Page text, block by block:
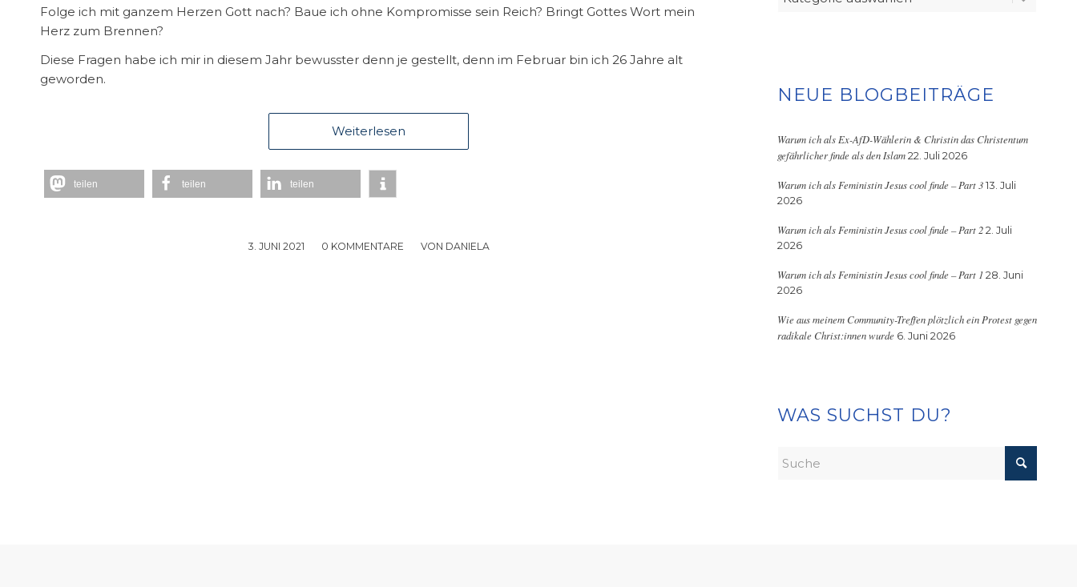
Folge ich mit ganzem Herzen Gott nach? Baue ich ohne Kompromisse sein Reich? Bringt Gottes Wort mein
Herz zum Brennen?
Diese Fragen habe ich mir in diesem Jahr bewusster denn je gestellt, denn im Februar bin ich 26 Jahre alt
geworden.
Weiterlesen
teilen teilen teilen
3. JUNI 2021
/ 0 KOMMENTARE
/ VON DANIELA
NEUE BLOGBEITRÄGE
Warum ich als Ex-AfD-Wählerin & Christin das Christentum
gefährlicher finde als den Islam 22. Juli 2026
Warum ich als Feministin Jesus cool finde – Part 3 13. Juli
2026
Warum ich als Feministin Jesus cool finde – Part 2 2. Juli
2026
Warum ich als Feministin Jesus cool finde – Part 1 28. Juni
2026
Wie aus meinem Community-Treffen plötzlich ein Protest gegen
radikale Christ:innen wurde 6. Juni 2026
WAS SUCHST DU?